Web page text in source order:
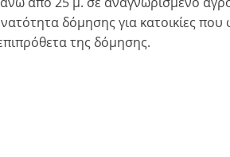
δόμησης για κατοικίες που
της δόμησης.